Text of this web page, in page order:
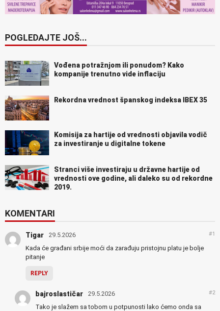
POGLEDAJTE JOŠ...
Vođena potražnjom ili ponudom? Kako
kompanije trenutno vide inflaciju
Rekordna vrednost španskog indeksa IBEX 35
Komisija za hartije od vrednosti objavila vodič
za investiranje u digitalne tokene
Stranci više investiraju u državne hartije od
vrednosti ove godine, ali daleko su od rekordne
2019.
KOMENTARI
Tigar 29.5.2026 #1
Kada će građani srbije moći da zarađuju pristojnu platu je bolje
pitanje
REPLY
bajroslastičar 29.5.2026 #2
Tako je slažem sa tobom u potpunosti lako ćemo onda sa